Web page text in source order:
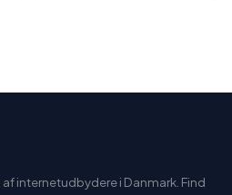
internetudbydere i Danmark. Find